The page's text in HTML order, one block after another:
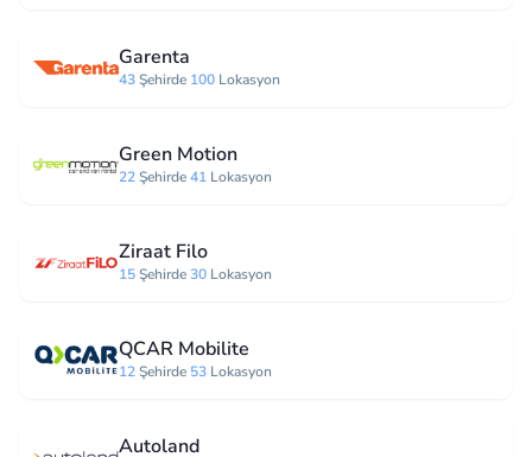
Garenta
43Şehirde 100 Lokasyon
Green Motion
22Şehirde41 Lokasyon
Ziraat Filo
15Şehirde30 Lokasyon
QCAR Mobilite
12Şehirde 53 Lokasyon
Autoland